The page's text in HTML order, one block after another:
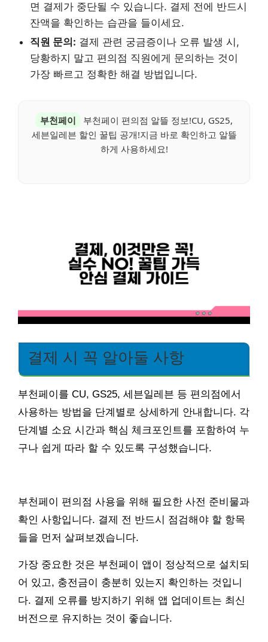
면 결제가 중단될 수 있습니다. 결제 전에 반드시
잔액을 확인하는 습관을 들이세요.
직원 문의: 결제 관련 궁금증이나 오류 발생 시,
당황하지 말고 편의점 직원에게 문의하는 것이
가장 빠르고 정확한 해결 방법입니다.
부천페이
부천페이 편의점 알뜰 정보!CU, GS25,
세븐일레븐 할인 꿀팁 공개!지금 바로 확인하고 알뜰
하게 사용하세요!
결제 시 꼭 알아둘 사항
부천페이를 CU, GS25, 세븐일레븐 등 편의점에서
사용하는 방법을 단계별로 상세하게 안내합니다. 각
단계별 소요 시간과 핵심 체크포인트를 포함하여 누
구나 쉽게 따라 할 수 있도록 구성했습니다.
부천페이 편의점 사용을 위해 필요한 사전 준비물과
확인 사항입니다. 결제 전 반드시 점검해야 할 항목
들을 먼저 살펴보겠습니다.
가장 중요한 것은 부천페이 앱이 정상적으로 설치되
어 있고, 충전금이 충분히 있는지 확인하는 것입니
다. 결제 오류를 방지하기 위해 앱 업데이트는 최신
버전으로 유지하는 것이 좋습니다.